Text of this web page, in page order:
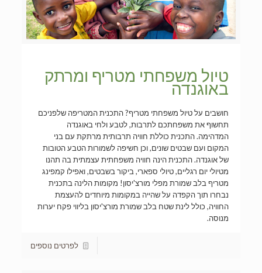
טיול משפחתי מטריף ומרתק
באוגנדה
חושבים על טיול משפחתי מטריף? התכנית המטריפה שלפניכם
תחשוף את משפחתכם לתרבות, לטבע ולחי באוגנדה
המדהימה. התכנית כוללת חוויה תרבותית מרתקת עם בני
המקום ועם שבטים שונים, וכן חשיפה לשמורות הטבע הטובות
של אוגנדה. התכנית הינה חוויה משפחתית עצמתית בה תהנו
מטיולי יום רגליים, טיולי ספארי, ביקור בשבטים, ואפילו קמפינג
מטריף בלב שמורת מפלי מורצ'יסון! מקומות הלינה בתכנית
נבחרו תוך הקפדה על שהייה במקומות מיוחדים להעצמת
החוויה, כולל לינת שטח בלב שמורת מורצ'יסון בליווי פקח יערות
מנוסה.
לפרטים נוספים